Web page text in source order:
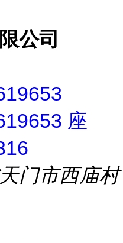
公司
座
门市西庙村